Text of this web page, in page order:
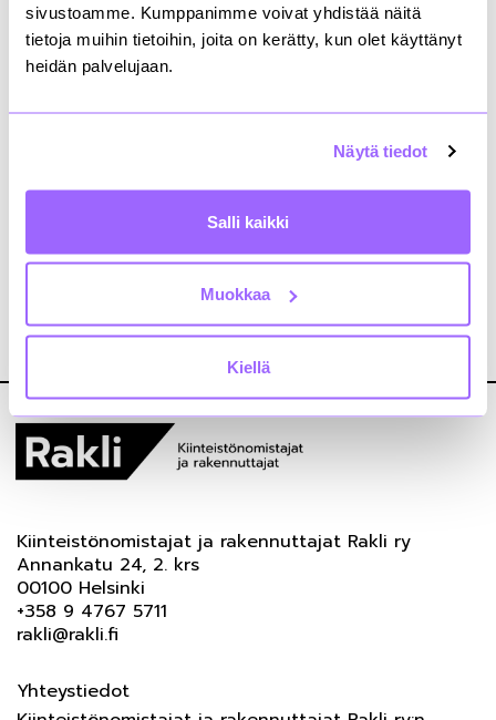
sivustoamme. Kumppanimme voivat yhdistää näitä
tietoja muihin tietoihin, joita on kerätty, kun olet käyttänyt
heidän palvelujaan.
Näytä tiedot
Salli kaikki
Muokkaa
Kiellä
Jyrki Laurikainen
Toimitusjohtaja
Jaa somessa!
Kiinteistönomistajat ja rakennuttajat Rakli ry
Annankatu 24, 2. krs
00100 Helsinki
+358 9 4767 5711
rakli@rakli.fi
Yhteystiedot